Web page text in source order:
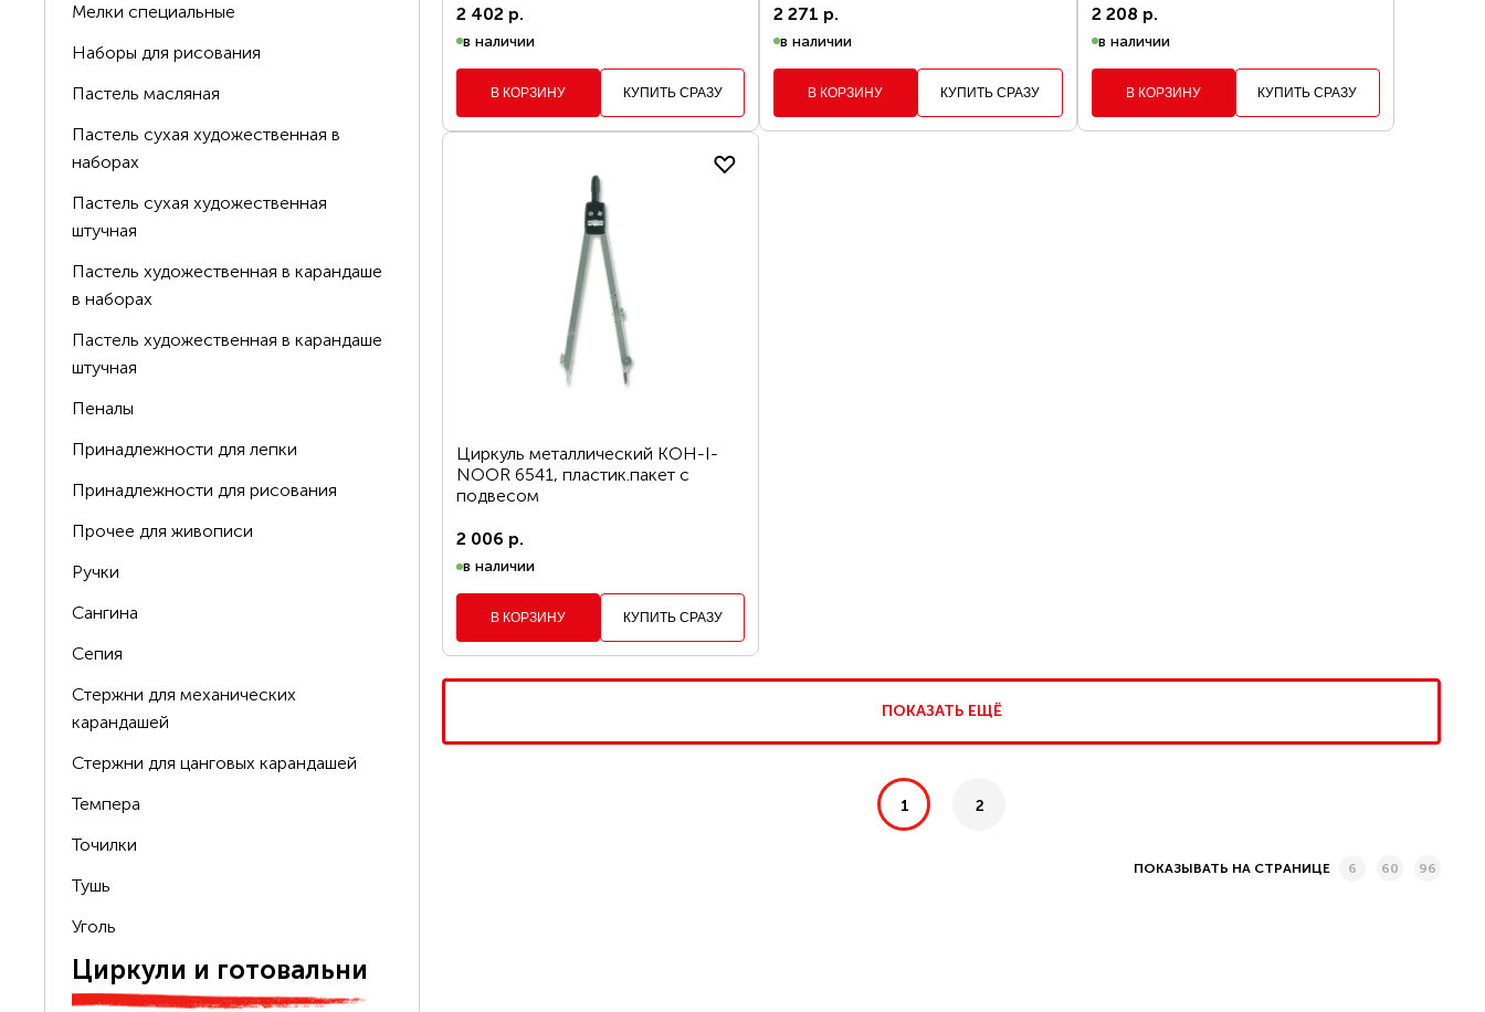
Мелки специальные
Наборы для рисования
Пастель масляная
Пастель сухая художественная в
наборах
Пастель сухая художественная
штучная
Пастель художественная в карандаше
в наборах
Пастель художественная в карандаше
штучная
Пеналы
Принадлежности для лепки
Принадлежности для рисования
Прочее для живописи
Ручки
Сангина
Сепия
Стержни для механических
карандашей
Стержни для цанговых карандашей
Темпера
Точилки
Тушь
Уголь
Циркули и готовальни
2 402 р.
в наличии
В КОРЗИНУ КУПИТЬ СРАЗУ
2 271 р.
в наличии
В КОРЗИНУ КУПИТЬ СРАЗУ
2 208 р.
в наличии
В КОРЗИНУ КУПИТЬ СРАЗУ
Циркуль металлический KOH-I-
NOOR 6541, пластик.пакет с
подвесом
2 006 р.
в наличии
В КОРЗИНУ КУПИТЬ СРАЗУ
ПОКАЗАТЬ ЕЩЁ
1 2
ПОКАЗЫВАТЬ НА СТРАНИЦЕ 6 60 96
ПРОДОЛЖИТЬ ПОКУПКИ